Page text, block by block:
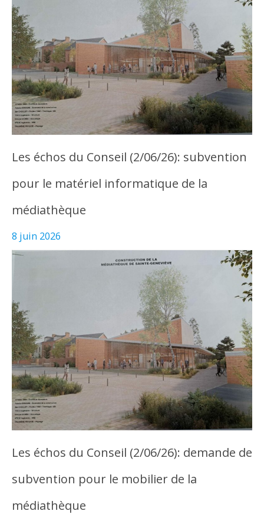
Les échos du Conseil (2/06/26): subvention
pour le matériel informatique de la
médiathèque
8 juin 2026
Les échos du Conseil (2/06/26): demande de
subvention pour le mobilier de la
médiathèque